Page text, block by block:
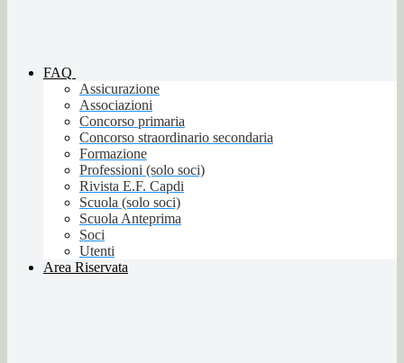
FAQ
Assicurazione
Associazioni
Concorso primaria
Concorso straordinario secondaria
Formazione
Professioni (solo soci)
Rivista E.F. Capdi
Scuola (solo soci)
Scuola Anteprima
Soci
Utenti
Area Riservata